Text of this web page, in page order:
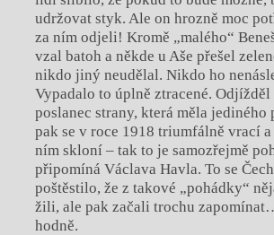
udržovat styk. Ale on hrozně moc
za ním odjeli! Kromě „malého“
vzal batoh a někde u Aše přešel
nikdo jiný neudělal. Nikdo ho
Vypadalo to úplně ztracené. Odjížděl
poslanec strany, která měla
pak se v roce 1918 triumfálně vrací a
ním skloní – tak to je samozřejmě
připomíná Václava Havla. To se
poštěstilo, že z takové „pohádky“
žili, ale pak začali trochu
hodně.